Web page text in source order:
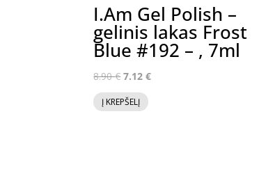
I.Am Gel Polish –
gelinis lakas Frost
Blue #192 – , 7ml
8.90€Original
price
was:
7.12€Current
Į KREPŠELĮ